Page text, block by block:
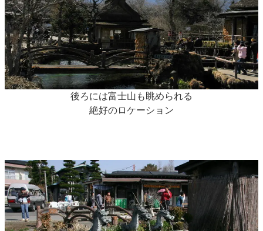
後ろには富士山も眺められる
絶好のロケーション